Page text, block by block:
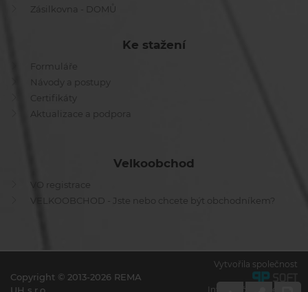
Zásilkovna - DOMŮ
Ke stažení
Formuláře
Návody a postupy
Certifikáty
Aktualizace a podpora
Velkoobchod
VO registrace
VELKOOBCHOD - Jste nebo chcete být obchodníkem?
Copyright © 2013-2026 REMA
UH s.r.o.
Vytvořila společnost
Informační systémy a